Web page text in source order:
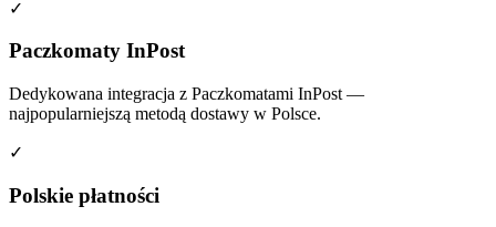
✓
Paczkomaty InPost
Dedykowana integracja z Paczkomatami InPost —
najpopularniejszą metodą dostawy w Polsce.
✓
Polskie płatności